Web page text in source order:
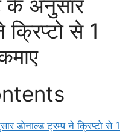
के अनुसार
क्रिप्टो से 1
डोनाल्ड ट्रम्प ने क्रिप्टो से 1